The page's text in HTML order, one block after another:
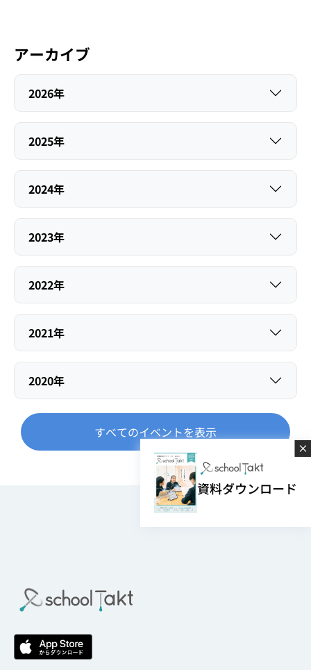
アーカイブ
2026年
2025年
2024年
2023年
2022年
2021年
2020年
すべてのイベントを表示
資料ダウンロード